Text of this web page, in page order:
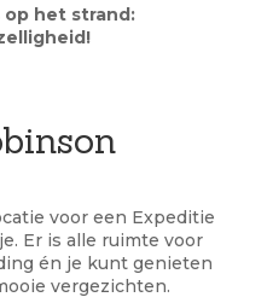
op het strand:
voor een Expeditie
Er is alle ruimte voor
én je kunt genieten
vergezichten.